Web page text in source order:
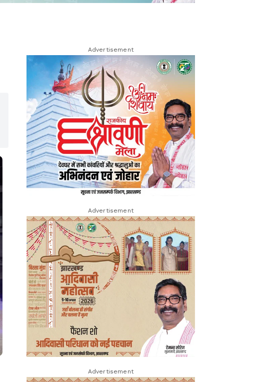
Advertisement
Advertisement
Advertisement